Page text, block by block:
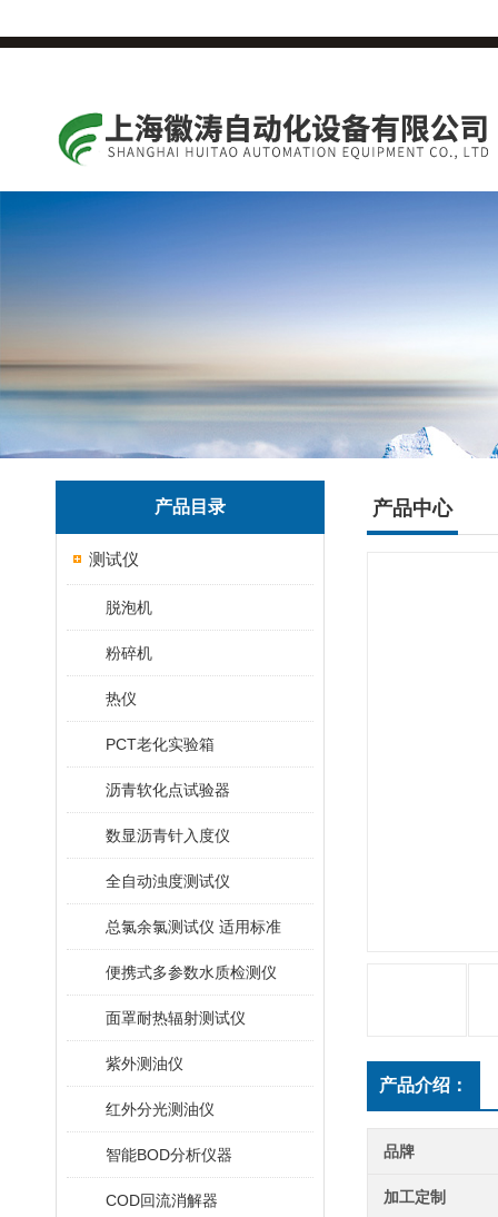
产品目录
测试仪
脱泡机
粉碎机
热仪
PCT老化实验箱
沥青软化点试验器
数显沥青针入度仪
全自动浊度测试仪
总氯余氯测试仪 适用标准
便携式多参数水质检测仪
面罩耐热辐射测试仪
紫外测油仪
红外分光测油仪
智能BOD分析仪器
COD回流消解器
产品中心
产品介绍：
品牌
加工定制